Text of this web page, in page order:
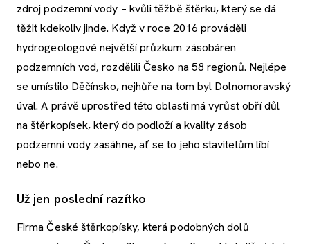
zdroj podzemní vody – kvůli těžbě štěrku, který se dá
těžit kdekoliv jinde. Když v roce 2016 prováděli
hydrogeologové největší průzkum zásobáren
podzemních vod, rozdělili Česko na 58 regionů. Nejlépe
se umístilo Děčínsko, nejhůře na tom byl Dolnomoravský
úval. A právě uprostřed této oblasti má vyrůst obří důl
na štěrkopísek, který do podloží a kvality zásob
podzemní vody zasáhne, ať se to jeho stavitelům líbí
nebo ne.
Už jen poslední razítko
Firma České štěrkopísky, která podobných dolů